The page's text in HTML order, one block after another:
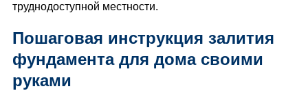
труднодоступной местности.
Пошаговая инструкция залития
фундамента для дома своими
руками